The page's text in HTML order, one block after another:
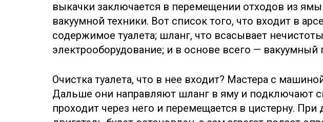
выкачки заключается в перемещении отходов из
вакуумной техники. Вот список того, что входит в
содержимое туалета; шланг, что всасывает
электрооборудование; и в основе всего — вакуумный
Очистка туалета, что в нее входит? Мастера с
Дальше они направляют шланг в яму и подключают
проходит через него и перемещается в цистерну.